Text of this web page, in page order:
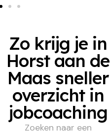
Zo krijg je in
Horst aan de
Maas sneller
overzicht in
jobcoaching
Zoeken naar een